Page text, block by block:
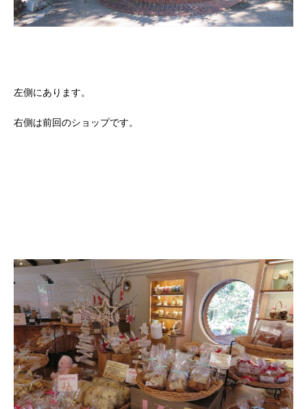
左側にあります。
右側は前回のショップです。